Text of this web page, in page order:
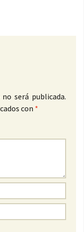
será publicada.
con *